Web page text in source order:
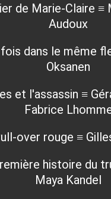
de Marie-Claire ≡
Audoux
fois dans le même
Oksanen
et l'assassin ≡
Fabrice
over rouge ≡
histoire du
Maya Kandel